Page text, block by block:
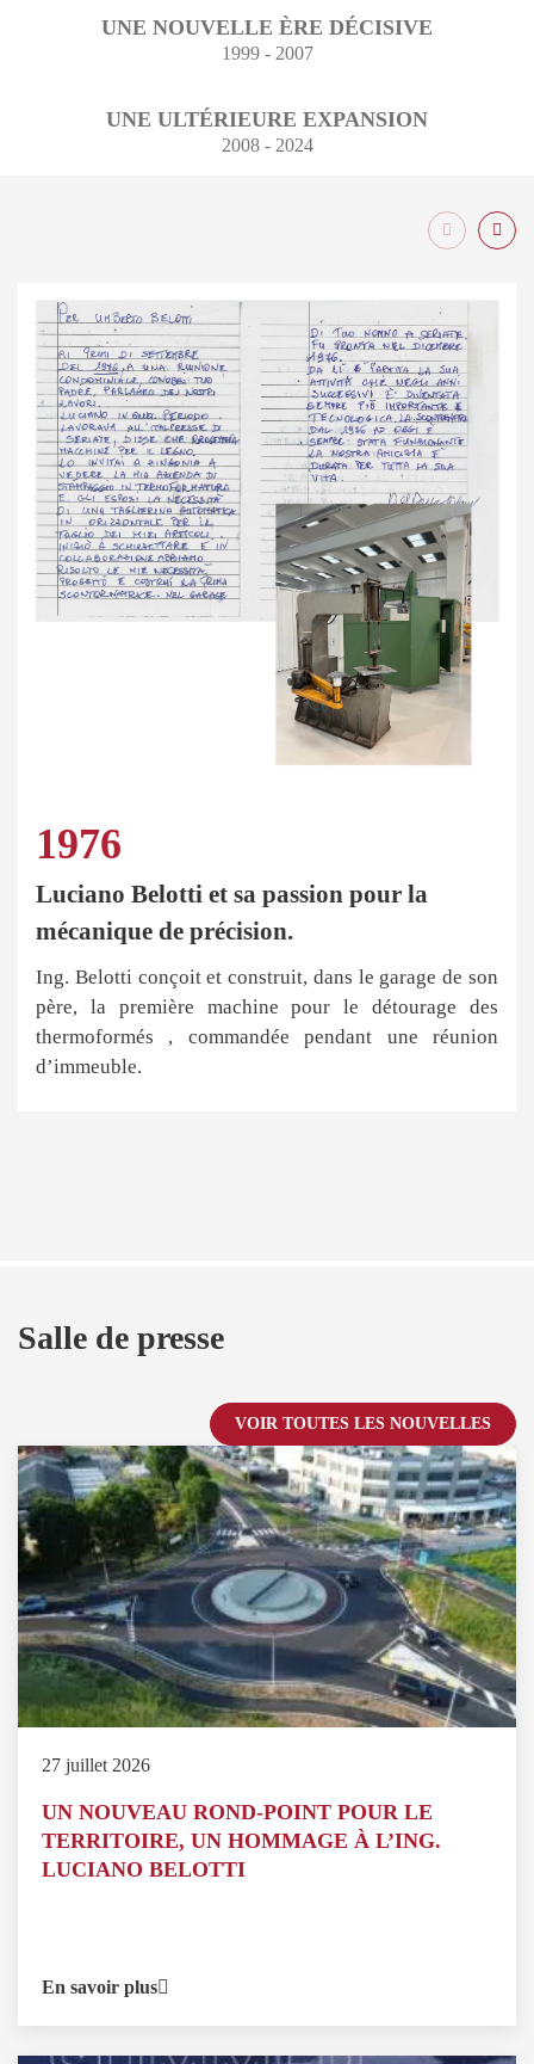
UNE NOUVELLE ÈRE DÉCISIVE
1999 - 2007
UNE ULTÉRIEURE EXPANSION
2008 - 2024
1976
Luciano Belotti et sa passion pour la
mécanique de précision.
Ing. Belotti conçoit et construit, dans le garage de son
père, la première machine pour le détourage des
thermoformés , commandée pendant une réunion
d’immeuble.
Salle de presse
VOIR TOUTES LES NOUVELLES
27 juillet 2026
UN NOUVEAU ROND-POINT POUR LE
TERRITOIRE, UN HOMMAGE À L’ING.
LUCIANO BELOTTI
En savoir plus